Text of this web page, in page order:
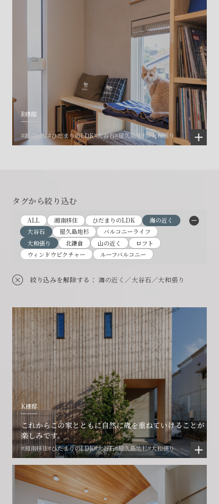
R様邸
#湘南移住#ひだまりのLDK#大谷石#屋久島地杉#大和張り
タグから絞り込む
ALL 湘南移住 ひだまりのLDK
海の近く
大谷石
屋久島地杉
バルコニーライフ
大和張り
北鎌倉 山の近く
ロフト
ウィンドウピクチャー
ルーフバルコニー
絞り込みを解除する ： 海の近く／大谷石／大和張り
K様邸
これからこの家とともに自然に歳を重ねていけることが
楽しみです。
#湘南移住#ひだまりのLDK#大谷石#屋久島地杉#大和張り
会社に関することや物件についての
土地の活用・賃貸経営に関する